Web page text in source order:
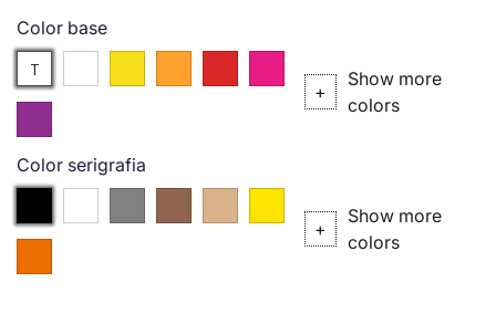
Color base
Translúcid
T
+
Show more
colors
Color serigrafia
(P.
(P.
+
Show more
colors